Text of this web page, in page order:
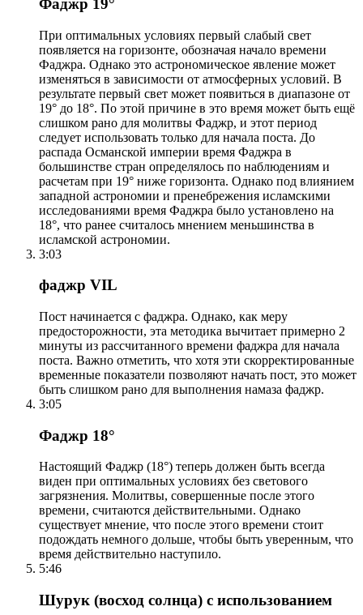
Фаджр 19°
При оптимальных условиях первый слабый свет
появляется на горизонте, обозначая начало времени
Фаджра. Однако это астрономическое явление может
изменяться в зависимости от атмосферных условий. В
результате первый свет может появиться в диапазоне от
19° до 18°. По этой причине в это время может быть ещё
слишком рано для молитвы Фаджр, и этот период
следует использовать только для начала поста. До
распада Османской империи время Фаджра в
большинстве стран определялось по наблюдениям и
расчетам при 19° ниже горизонта. Однако под влиянием
западной астрономии и пренебрежения исламскими
исследованиями время Фаджра было установлено на
18°, что ранее считалось мнением меньшинства в
исламской астрономии.
3:03
фаджр VIL
Пост начинается с фаджра. Однако, как меру
предосторожности, эта методика вычитает примерно 2
минуты из рассчитанного времени фаджра для начала
поста. Важно отметить, что хотя эти скорректированные
временные показатели позволяют начать пост, это может
быть слишком рано для выполнения намаза фаджр.
3:05
Фаджр 18°
Настоящий Фаджр (18°) теперь должен быть всегда
виден при оптимальных условиях без светового
загрязнения. Молитвы, совершенные после этого
времени, считаются действительными. Однако
существует мнение, что после этого времени стоит
подождать немного дольше, чтобы быть уверенным, что
время действительно наступило.
5:46
Шурук (восход солнца) с использованием